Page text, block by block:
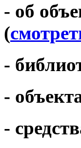
- об
(
-
-
-